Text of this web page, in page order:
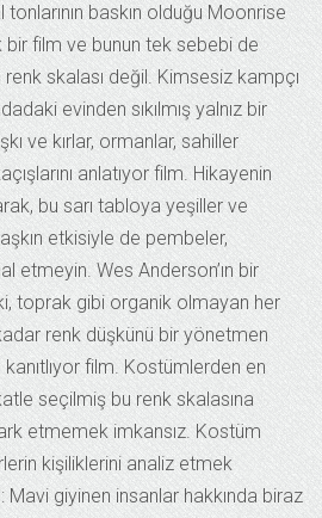
baskın olduğu Moonrise
bir film ve bunun tek sebebi de
skalası değil. Kimsesiz kampçı
evinden sıkılmış yalnız bir
ve kırlar, ormanlar, sahiller
anlatıyor film. Hikayenin
bu sarı tabloya yeşiller ve
etkisiyle de pembeler,
etmeyin. Wes Anderson’ın bir
toprak gibi organik olmayan her
renk düşkünü bir yönetmen
film. Kostümlerden en
seçilmiş bu renk skalasına
etmemek imkansız. Kostüm
kişiliklerini analiz etmek
giyinen insanlar hakkında biraz